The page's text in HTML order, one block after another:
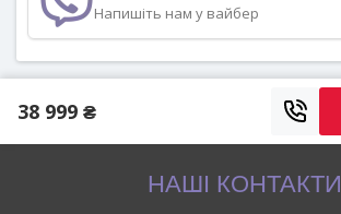
Напишіть нам у вайбер
38 999 ₴
НАШІ КОНТАКТИ